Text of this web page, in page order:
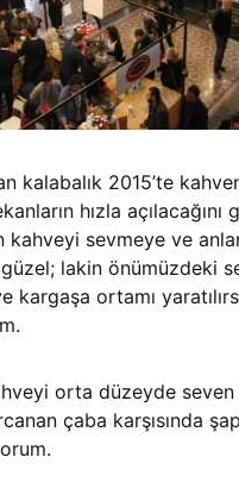
kalabalık 2015’te
hızla açılacağını
kahveyi sevmeye ve
lakin önümüzdeki
kargaşa ortamı
orta düzeyde
çaba karşısında